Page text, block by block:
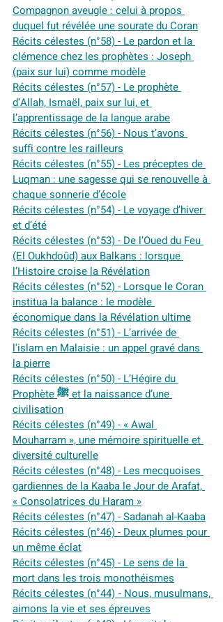
Compagnon aveugle : celui à propos
duquel fut révélée une sourate du Coran
Récits célestes (n°58) - Le pardon et la
clémence chez les prophètes : Joseph
(paix sur lui) comme modèle
Récits célestes (n°57) - Le prophète
d’Allah, Ismaël, paix sur lui, et
l’apprentissage de la langue arabe
Récits célestes (n°56) - Nous t’avons
suffi contre les railleurs
Récits célestes (n°55) - Les préceptes de
Luqman : une sagesse qui se renouvelle à
chaque sonnerie d’école
Récits célestes (n°54) - Le voyage d’hiver
et d’été
Récits célestes (n°53) - De l’Oued du Feu
(El Oukhdoûd) aux Balkans : lorsque
l’Histoire croise la Révélation
Récits célestes (n°52) - Lorsque le Coran
institua la balance : le modèle
économique dans la Révélation ultime
Récits célestes (n°51) - L’arrivée de
l'islam en Malaisie : un appel gravé dans
la pierre
Récits célestes (n°50) - L’Hégire du
Prophète ﷺ et la naissance d’une
civilisation
Récits célestes (n°49) - « Awal
Mouharram », une mémoire spirituelle et
diversité culturelle
Récits célestes (n°48) - Les mecquoises
gardiennes de la Kaaba le Jour de Arafat,
« Consolatrices du Haram »
Récits célestes (n°47) - Sadanah al-Kaaba
Récits célestes (n°46) - Deux plumes pour
un même éclat
Récits célestes (n°45) - Le sens de la
mort dans les trois monothéismes
Récits célestes (n°44) - Nous, musulmans,
aimons la vie et ses épreuves